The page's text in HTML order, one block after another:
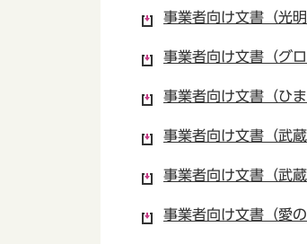
事業者向け文書（光
事業者向け文書（グ
事業者向け文書（ひ
事業者向け文書（武
事業者向け文書（武
事業者向け文書（愛